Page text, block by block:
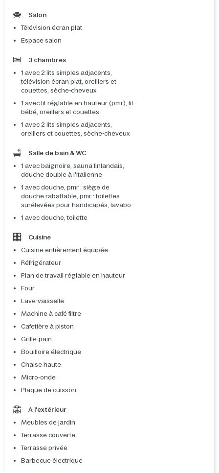
Salon
Télévision écran plat
Espace salon
3 chambres
1 avec 2 lits simples adjacents,
télévision écran plat, oreillers et
couettes, sèche-cheveux
1 avec lit réglable en hauteur (pmr), lit
bébé, oreillers et couettes
1 avec 2 lits simples adjacents,
oreillers et couettes, sèche-cheveux
Salle de bain & WC
1 avec baignoire, sauna finlandais,
douche double à l'italienne
1 avec douche, pmr : siège de
douche rabattable, pmr : toilettes
surélevées pour handicapés, lavabo
1 avec douche, toilette
Cuisine
Cuisine entièrement équipée
Réfrigérateur
Plan de travail réglable en hauteur
Four
Lave-vaisselle
Machine à café filtre
Cafetière à piston
Grille-pain
Bouilloire électrique
Chaise haute
Micro-onde
Plaque de cuisson
A l'extérieur
Meubles de jardin
Terrasse couverte
Terrasse privée
Barbecue électrique